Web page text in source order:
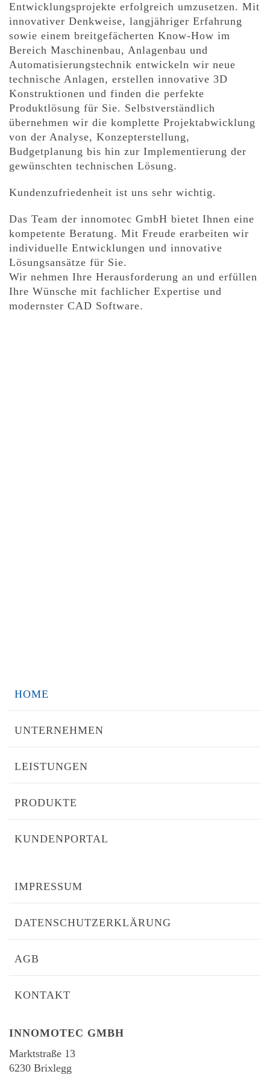
Entwicklungsprojekte erfolgreich umzusetzen. Mit
innovativer Denkweise, langjähriger Erfahrung
sowie einem breitgefächerten Know-How im
Bereich Maschinenbau, Anlagenbau und
Automatisierungstechnik entwickeln wir neue
technische Anlagen, erstellen innovative 3D
Konstruktionen und finden die perfekte
Produktlösung für Sie. Selbstverständlich
übernehmen wir die komplette Projektabwicklung
von der Analyse, Konzepterstellung,
Budgetplanung bis hin zur Implementierung der
gewünschten technischen Lösung.
Kundenzufriedenheit ist uns sehr wichtig.
Das Team der innomotec GmbH bietet Ihnen eine
kompetente Beratung. Mit Freude erarbeiten wir
individuelle Entwicklungen und innovative
Lösungsansätze für Sie.
Wir nehmen Ihre Herausforderung an und erfüllen
Ihre Wünsche mit fachlicher Expertise und
modernster CAD Software.
HOME
UNTERNEHMEN
LEISTUNGEN
PRODUKTE
KUNDENPORTAL
IMPRESSUM
DATENSCHUTZERKLÄRUNG
AGB
KONTAKT
INNOMOTEC GMBH
Marktstraße 13
6230 Brixlegg